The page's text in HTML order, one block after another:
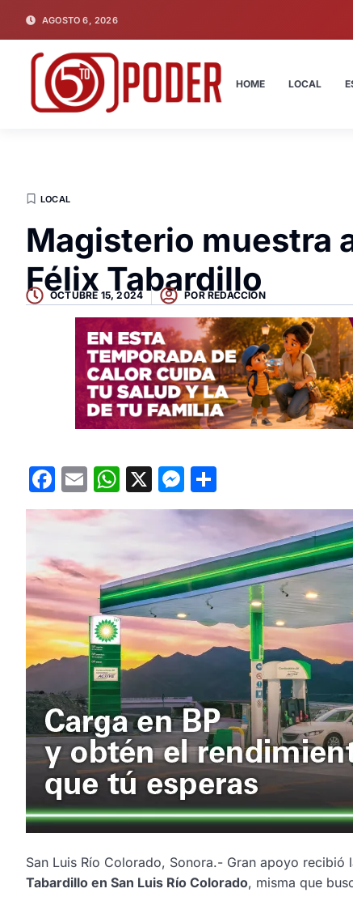
AGOSTO 6, 2026
HOME LOCAL
LOCAL
Magisterio muestra
Félix Tabardillo
OCTUBRE 15, 2024 PORREDACCION
Facebook
EmailWhatsApp
X Messenger
San Luis Río Colorado, Sonora.- Gran apoyo
Tabardillo en San Luis Río Colorado, misma que